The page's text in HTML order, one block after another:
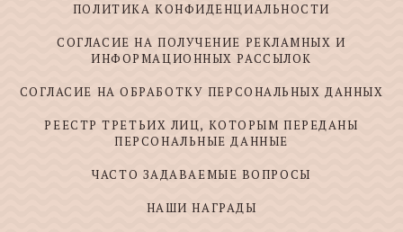
ПОЛИТИКА КОНФИДЕНЦИАЛЬНОСТИ
СОГЛАСИЕ НА ПОЛУЧЕНИЕ РЕКЛАМНЫХ И
ИНФОРМАЦИОННЫХ РАССЫЛОК
СОГЛАСИЕ НА ОБРАБОТКУ ПЕРСОНАЛЬНЫХ ДАННЫХ
РЕЕСТР ТРЕТЬИХ ЛИЦ, КОТОРЫМ ПЕРЕДАНЫ
ПЕРСОНАЛЬНЫЕ ДАННЫЕ
ЧАСТО ЗАДАВАЕМЫЕ ВОПРОСЫ
НАШИ НАГРАДЫ